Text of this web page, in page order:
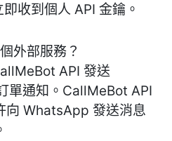
收到個人 API 金鑰。
外部服務？
API 發送
單通知。CallMeBot API
向 WhatsApp 發送消息